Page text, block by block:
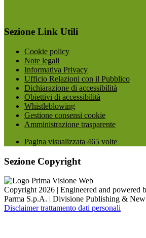
Sezione Link Utili
Cookie policy
Note legali
Informativa Privacy
Ufficio Relazioni con il Pubblico
Dichiarazione di accessibilità
Obiettivi di accessibilità
Whistleblowing
Gestione consensi cookie
Amministrazione trasparente
Pagina visualizzata 465 volte
Sezione Copyright
Copyright 2026 | Engineered and powered
Parma S.p.A. | Divisione Publishing &
Disclaimer trattamento dati personali